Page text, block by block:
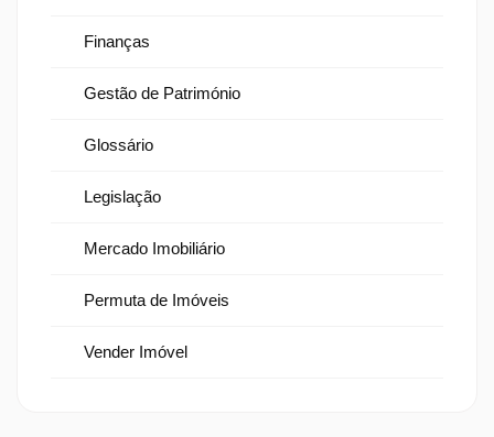
Finanças
Gestão de Património
Glossário
Legislação
Mercado Imobiliário
Permuta de Imóveis
Vender Imóvel